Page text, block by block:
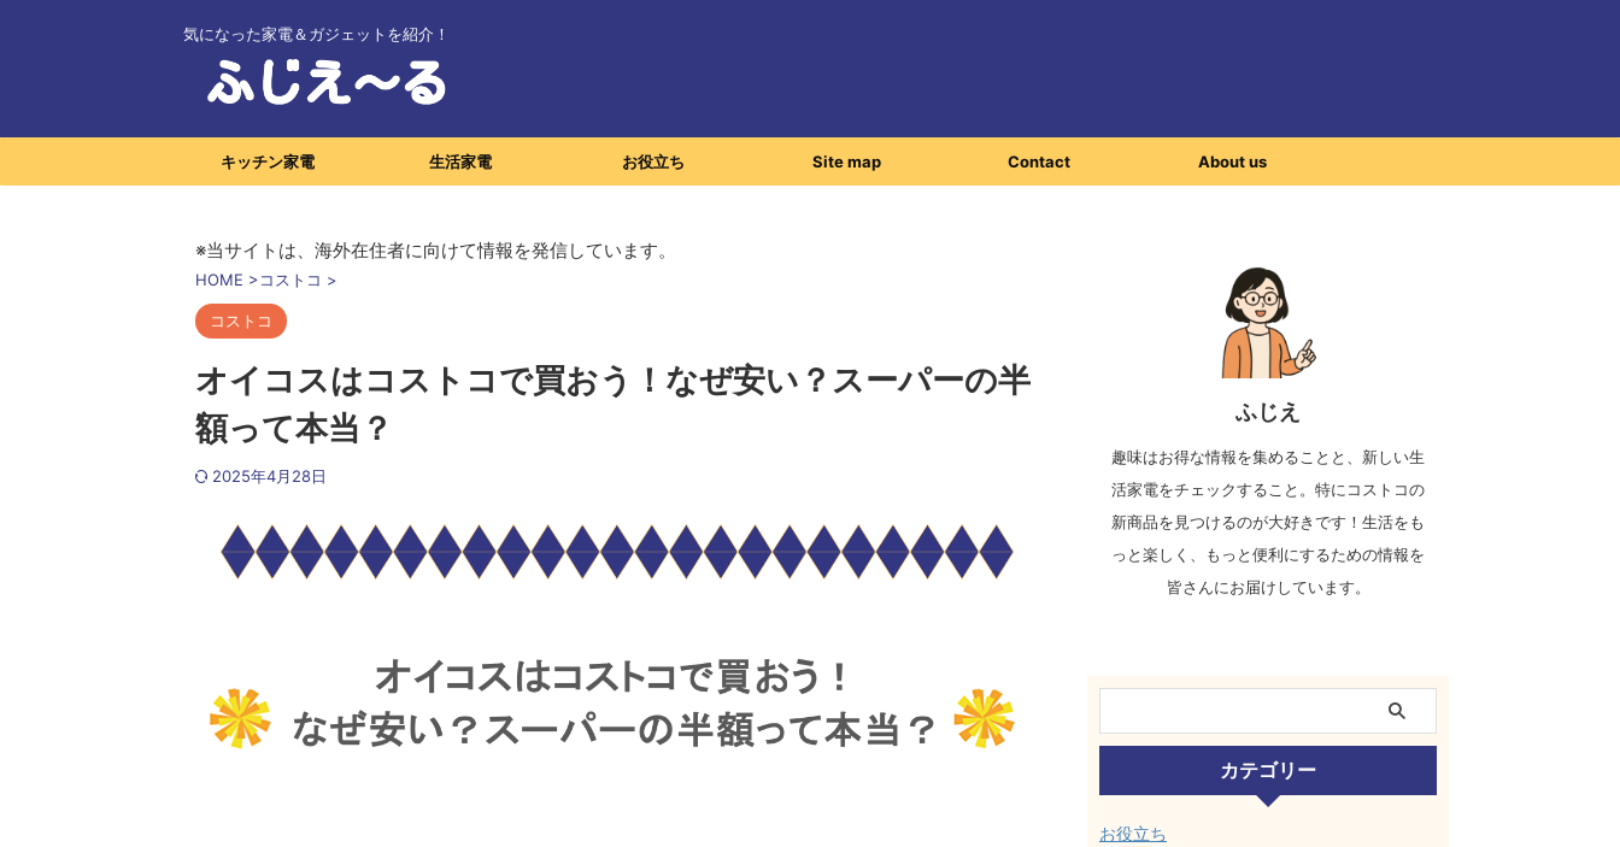
気になった家電＆ガジェットを紹介！
キッチン家電 生活家電 お役立ち Site map Contact About us
※当サイトは、海外在住者に向けて情報を発信しています。
HOME >コストコ >
コストコ
オイコスはコストコで買おう！なぜ安い？スーパーの半
額って本当？
2025年4月28日
ふじえ
趣味はお得な情報を集めることと、新しい生
活家電をチェックすること。特にコストコの
新商品を見つけるのが大好きです！生活をも
っと楽しく、もっと便利にするための情報を
皆さんにお届けしています。
カテゴリー
お役立ち